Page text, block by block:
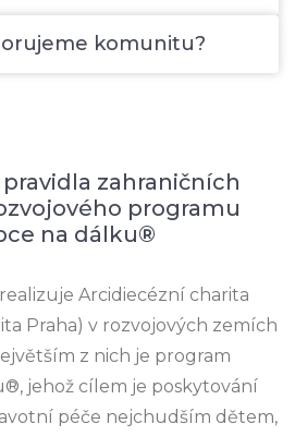
komunitu?
zahraničních
programu
na dálku®
Arcidiecézní charita
Praha) v rozvojových zemích
z nich je program
jehož cílem je poskytování
péče nejchudším dětem,